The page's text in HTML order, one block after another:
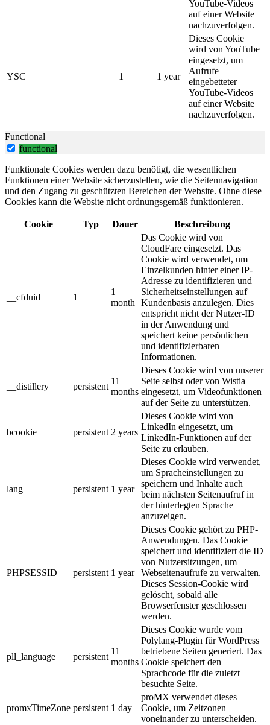
YouTube-Videos
auf einer Website
nachzuverfolgen.
YSC 1 1 year
Dieses Cookie
wird von YouTube
eingesetzt, um
Aufrufe
eingebetteter
YouTube-Videos
auf einer Website
nachzuverfolgen.
Functional
functional
Funktionale Cookies werden dazu benötigt, die wesentlichen
Funktionen einer Website sicherzustellen, wie die Seitennavigation
und den Zugang zu geschützten Bereichen der Website. Ohne diese
Cookies kann die Website nicht ordnungsgemäß funktionieren.
Cookie Typ Dauer Beschreibung
__cfduid 1
1
month
Das Cookie wird von
CloudFare eingesetzt. Das
Cookie wird verwendet, um
Einzelkunden hinter einer IP-
Adresse zu identifizieren und
Sicherheitseinstellungen auf
Kundenbasis anzulegen. Dies
entspricht nicht der Nutzer-ID
in der Anwendung und
speichert keine persönlichen
und identifizierbaren
Informationen.
__distillery persistent
11
months
Dieses Cookie wird von unserer
Seite selbst oder von Wistia
eingesetzt, um Videofunktionen
auf der Seite zu unterstützen.
bcookie persistent 2 years
Dieses Cookie wird von
LinkedIn eingesetzt, um
LinkedIn-Funktionen auf der
Seite zu erlauben.
lang persistent 1 year
Dieses Cookie wird verwendet,
um Spracheinstellungen zu
speichern und Inhalte auch
beim nächsten Seitenaufruf in
der hinterlegten Sprache
anzuzeigen.
PHPSESSID persistent 1 year
Dieses Cookie gehört zu PHP-
Anwendungen. Das Cookie
speichert und identifiziert die ID
von Nutzersitzungen, um
Webseitenaufrufe zu verwalten.
Dieses Session-Cookie wird
gelöscht, sobald alle
Browserfenster geschlossen
werden.
pll_language persistent
11
months
Dieses Cookie wurde vom
Polylang-Plugin für WordPress
betriebene Seiten generiert. Das
Cookie speichert den
Sprachcode für die zuletzt
besuchte Seite.
promxTimeZone persistent 1 day
proMX verwendet dieses
Cookie, um Zeitzonen
voneinander zu unterscheiden.